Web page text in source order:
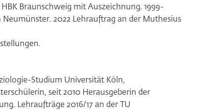
Braunschweig mit Auszeichnung. 1999-
2022 Lehrauftrag an der Muthesius
Studium Universität Köln,
seit 2010 Herausgeberin der
Lehraufträge 2016/17 an der TU